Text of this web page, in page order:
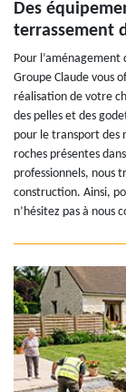
Des
terrassement
Pour
Groupe Claude vous
réalisation de votre
des pelles et des
pour le transport des
roches présentes
professionnels, nous
construction. Ainsi,
n’hésitez pas à nous